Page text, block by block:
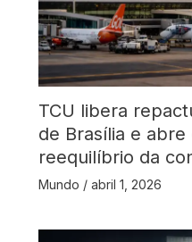
TCU libera
de Brasília e
reequilíbrio da
Mundo / abril 1, 2026